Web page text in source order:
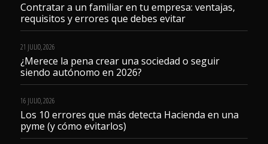
Contratar a un familiar en tu empresa: ventajas,
requisitos y errores que debes evitar
21 JULIO, 2026
¿Merece la pena crear una sociedad o seguir
siendo autónomo en 2026?
16 JULIO, 2026
Los 10 errores que más detecta Hacienda en una
pyme (y cómo evitarlos)